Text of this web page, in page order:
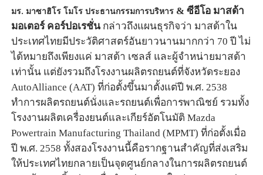
มร. มาซาฮิโร โมโร ประธานกรรมการบริหาร & ซีอีโอ มาสด้า
มอเตอร์ คอร์ปอเรชั่นกล่าวถึงแผนธุรกิจว่า มาสด้าใน
ประเทศไทยมีประวัติศาสตร์อันยาวนานมากกว่า 70ปี ไม่
ได้หมายถึงเพียงแค่ มาสด้า เซลส์ และผู้จำหน่ายมาสด้า
เท่านั้น แต่ยังรวมถึงโรงงานผลิตรถยนต์ที่จังหวัดระยอง
AutoAlliance (AAT) ที่ก่อตั้งขึ้นมาตั้งแต่ปี พ.ศ. 2538
ทำการผลิตรถยนต์นั่งและรถยนต์เพื่อการพาณิชย์ รวมทั้ง
โรงงานผลิตเครื่องยนต์และเกียร์อัตโนมัติ Mazda
Powertrain Manufacturing Thailand (MPMT) ที่ก่อตั้งเมื่อ
ปี พ.ศ. 2558 ทั้งสองโรงงานนี้คือรากฐานสำคัญที่ส่งเสริม
ให้ประเทศไทยกลายเป็นจุดศูนย์กลางในการผลิตรถยนต์